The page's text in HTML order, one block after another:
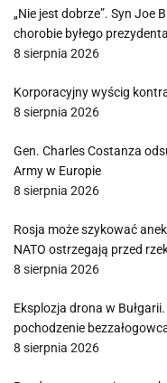
„Nie jest dobrze”. Syn Joe
chorobie byłego prezydenta
8 sierpnia 2026
Korporacyjny wyścig
8 sierpnia 2026
Gen. Charles Costanza
Army w Europie
8 sierpnia 2026
Rosja może szykować
NATO ostrzegają przed
8 sierpnia 2026
Eksplozja drona w
pochodzenie
8 sierpnia 2026